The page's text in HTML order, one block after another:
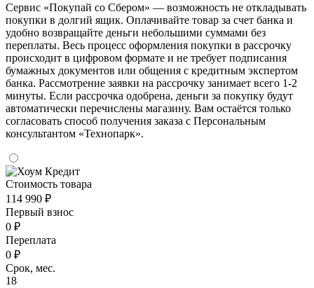
Сервис «Покупай со Сбером» — возможность не откладывать
покупки в долгий ящик. Оплачивайте товар за счет банка и
удобно возвращайте деньги небольшими суммами без
переплаты. Весь процесс оформления покупки в рассрочку
происходит в цифровом формате и не требует подписания
бумажных документов или общения с кредитным экспертом
банка. Рассмотрение заявки на рассрочку занимает всего 1-2
минуты. Если рассрочка одобрена, деньги за покупку будут
автоматически перечислены магазину. Вам остаётся только
согласовать способ получения заказа с Персональным
консультантом «Технопарк».
Стоимость товара
114 990 ₽
Первый взнос
0 ₽
Переплата
0 ₽
Срок, мес.
18